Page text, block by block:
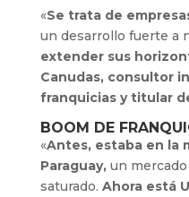
«Se trata de
un desarrollo fuerte a
extender sus
Canudas, consultor
franquicias y titular
BOOM DE
«Antes, estaba en la
Paraguay, un
saturado. Ahora está